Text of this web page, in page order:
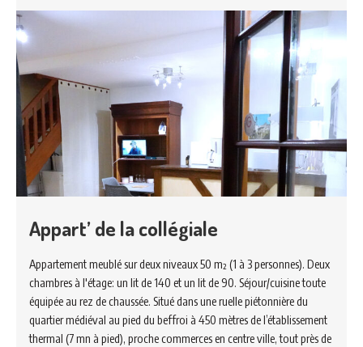
Appart’ de la collégiale
Appartement meublé sur deux niveaux 50 m² (1 à 3 personnes). Deux
chambres à l'étage: un lit de 140 et un lit de 90. Séjour/cuisine toute
équipée au rez de chaussée. Situé dans une ruelle piétonnière du
quartier médiéval au pied du beffroi à 450 mètres de l’établissement
thermal (7 mn à pied), proche commerces en centre ville, tout près de